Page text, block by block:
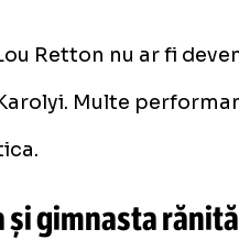
Retton nu ar fi
Multe
și gimnasta